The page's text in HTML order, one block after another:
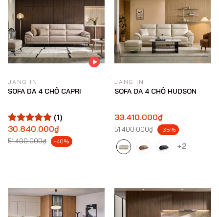
JANG IN
SOFA DA 4 CHỖ CAPRI
(1)
30.840.000₫
51.400.000₫ -40%
JANG IN
SOFA DA 4 CHỖ HUDSON
33.410.000₫
51.400.000₫ -35%
+2